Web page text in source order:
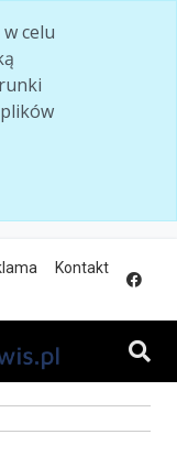
celu
Kontakt